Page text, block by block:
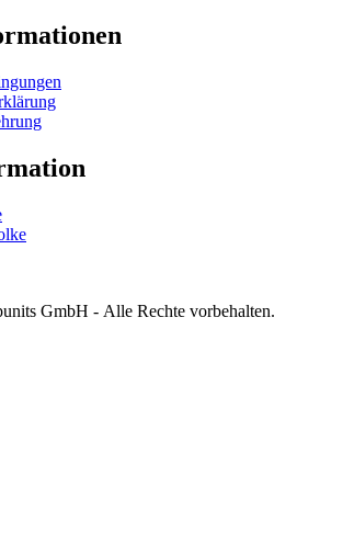
GmbH - Alle Rechte vorbehalten.